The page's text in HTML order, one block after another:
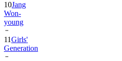
10Jang
Won-
young
11Girls'
Generation